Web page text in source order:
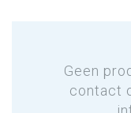
Geen
contact